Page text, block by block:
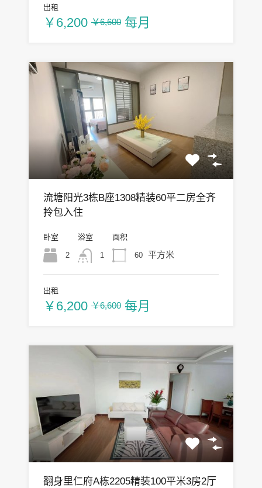
出租
￥6,200 ￥6,600 每月
流塘阳光3栋B座1308精装60平二房全齐
拎包入住
卧室
2
浴室
1
面积
60 平方米
出租
￥6,200 ￥6,600 每月
翻身里仁府A栋2205精装100平米3房2厅